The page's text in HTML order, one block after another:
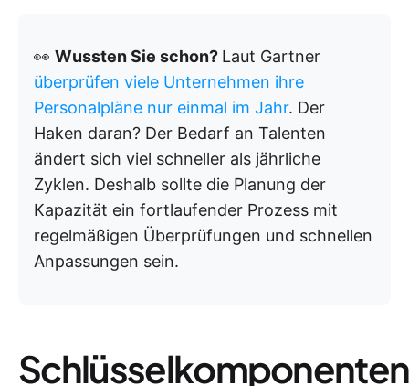
👀 Wussten Sie schon? Laut Gartner
überprüfen viele Unternehmen ihre
Personalpläne nur einmal im Jahr. Der
Haken daran? Der Bedarf an Talenten
ändert sich viel schneller als jährliche
Zyklen. Deshalb sollte die Planung der
Kapazität ein fortlaufender Prozess mit
regelmäßigen Überprüfungen und schnellen
Anpassungen sein.
Schlüsselkomponenten